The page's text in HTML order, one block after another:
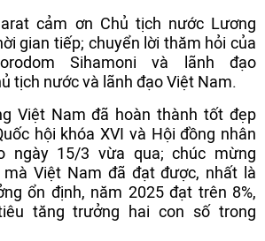
cảm ơn Chủ tịch nước Lương
gian tiếp; chuyển lời thăm hỏi của
Sihamoni và lãnh đạo
tịch nước và lãnh đạo Việt Nam.
Việt Nam đã hoàn thành tốt đẹp
hội khóa XVI và Hội đồng nhân
ngày 15/3 vừa qua; chúc mừng
Việt Nam đã đạt được, nhất là
ổn định, năm 2025 đạt trên 8%,
tăng trưởng hai con số trong